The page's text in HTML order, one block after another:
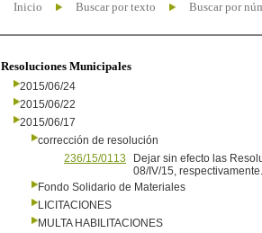
Inicio Buscar por texto Buscar por
Resoluciones Municipales
2015/06/24
2015/06/22
2015/06/17
corrección de resolución
236/15/0113
Dejar sin efecto las
08/IV/15,
Fondo Solidario de Materiales
LICITACIONES
MULTA HABILITACIONES